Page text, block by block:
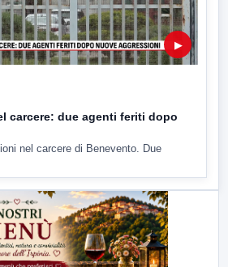
▶
carcere: due agenti feriti dopo
nel carcere di Benevento. Due